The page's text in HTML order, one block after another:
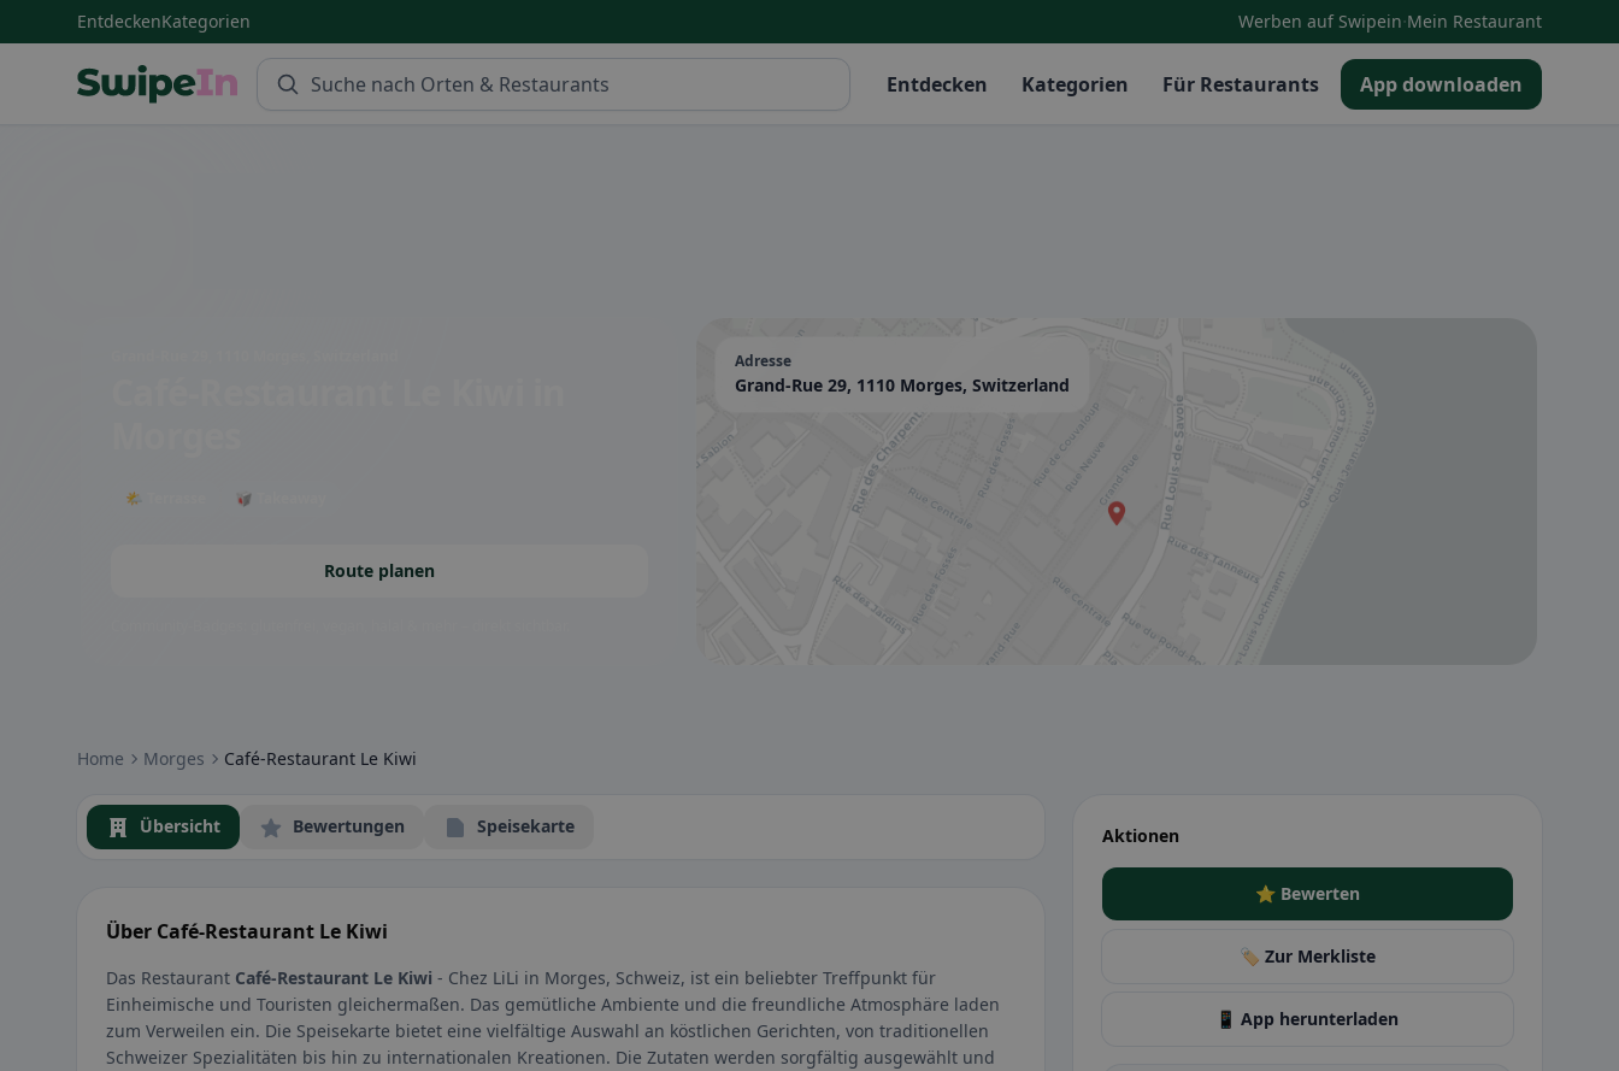
EntdeckenKategorien Werben auf Swipein·Mein Restaurant
Entdecken Kategorien Für Restaurants App downloaden
🌤 Terrasse 🥡 Takeaway
Route planen
Adresse
Grand-Rue 29, 1110 Morges, Switzerland
Home Morges Café-Restaurant Le Kiwi
Übersicht Bewertungen Speisekarte
Über Café-Restaurant Le Kiwi
Das Restaurant Café-Restaurant Le Kiwi - Chez LiLi in Morges, Schweiz, ist ein beliebter Treffpunkt für
Einheimische und Touristen gleichermaßen. Das gemütliche Ambiente und die freundliche Atmosphäre laden
zum Verweilen ein. Die Speisekarte bietet eine vielfältige Auswahl an köstlichen Gerichten, von traditionellen
Schweizer Spezialitäten bis hin zu internationalen Kreationen. Die Zutaten werden sorgfältig ausgewählt und
Aktionen
⭐ Bewerten
🏷️ Zur Merkliste
📱 App herunterladen